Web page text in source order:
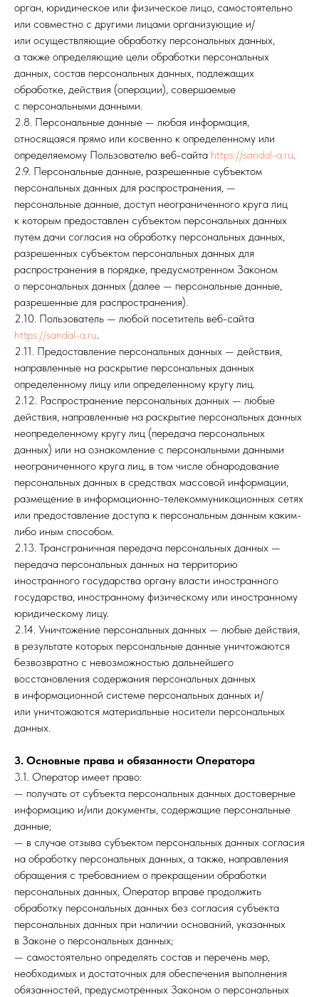
орган, юридическое или физическое лицо, самостоятельно
или совместно с другими лицами организующие и/
или осуществляющие обработку персональных данных,
а также определяющие цели обработки персональных
данных, состав персональных данных, подлежащих
обработке, действия (операции), совершаемые
с персональными данными.
2.8. Персональные данные — любая информация,
относящаяся прямо или косвенно к определенному или
определяемому Пользователю веб-сайта https://sandal-a.ru.
2.9. Персональные данные, разрешенные субъектом
персональных данных для распространения, —
персональные данные, доступ неограниченного круга лиц
к которым предоставлен субъектом персональных данных
путем дачи согласия на обработку персональных данных,
разрешенных субъектом персональных данных для
распространения в порядке, предусмотренном Законом
о персональных данных (далее — персональные данные,
разрешенные для распространения).
2.10. Пользователь — любой посетитель веб-сайта
https://sandal-a.ru.
2.11. Предоставление персональных данных — действия,
направленные на раскрытие персональных данных
определенному лицу или определенному кругу лиц.
2.12. Распространение персональных данных — любые
действия, направленные на раскрытие персональных данных
неопределенному кругу лиц (передача персональных
данных) или на ознакомление с персональными данными
неограниченного круга лиц, в том числе обнародование
персональных данных в средствах массовой информации,
размещение в информационно-телекоммуникационных сетях
или предоставление доступа к персональным данным каким-
либо иным способом.
2.13. Трансграничная передача персональных данных —
передача персональных данных на территорию
иностранного государства органу власти иностранного
государства, иностранному физическому или иностранному
юридическому лицу.
2.14. Уничтожение персональных данных — любые действия,
в результате которых персональные данные уничтожаются
безвозвратно с невозможностью дальнейшего
восстановления содержания персональных данных
в информационной системе персональных данных и/
или уничтожаются материальные носители персональных
данных.
3. Основные права и обязанности Оператора
3.1. Оператор имеет право:
— получать от субъекта персональных данных достоверные
информацию и/или документы, содержащие персональные
данные;
— в случае отзыва субъектом персональных данных согласия
на обработку персональных данных, а также, направления
обращения с требованием о прекращении обработки
персональных данных, Оператор вправе продолжить
обработку персональных данных без согласия субъекта
персональных данных при наличии оснований, указанных
в Законе о персональных данных;
— самостоятельно определять состав и перечень мер,
необходимых и достаточных для обеспечения выполнения
обязанностей, предусмотренных Законом о персональных